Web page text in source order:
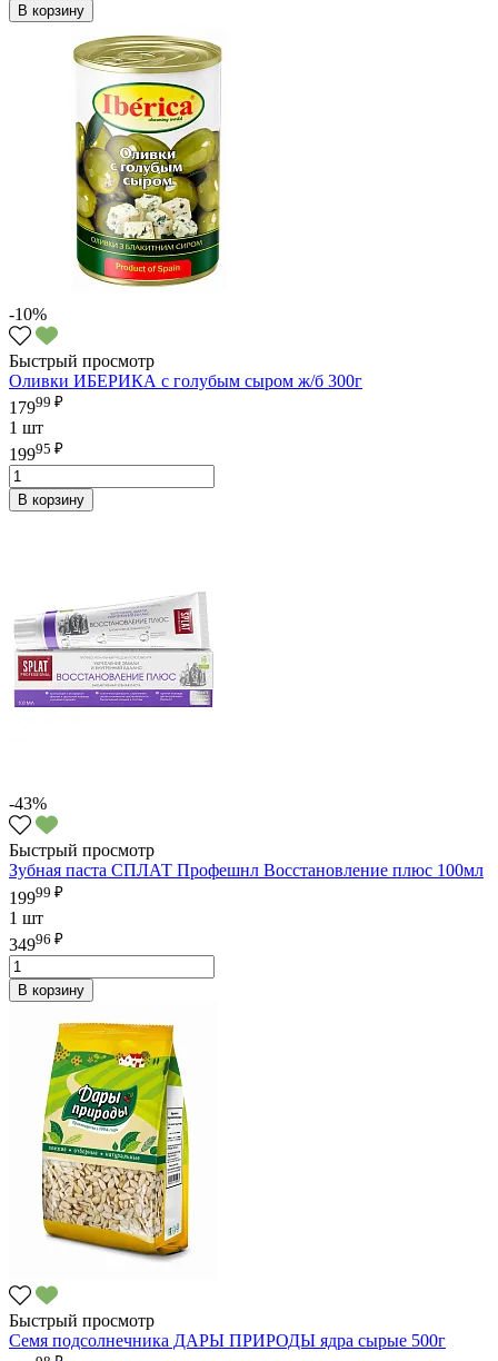
В корзину
-10%
Быстрый просмотр
Оливки ИБЕРИКА с голубым сыром ж/б 300г
17999 ₽
1 шт
19995 ₽
В корзину
-43%
Быстрый просмотр
Зубная паста СПЛАТ Профешнл Восстановление плюс 100мл
19999 ₽
1 шт
34996 ₽
В корзину
Быстрый просмотр
Семя подсолнечника ДАРЫ ПРИРОДЫ ядра сырые 500г